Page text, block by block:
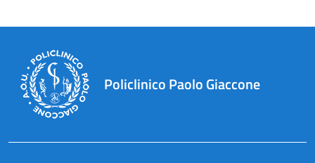
Policlinico Paolo Giaccone